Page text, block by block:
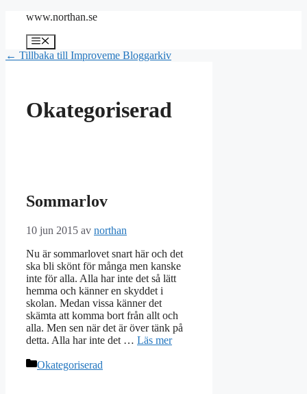
Hoppa
innehåll
www.northan.se
Meny
← Tillbaka till Improveme Bloggarkiv
Okategoriserad
Sommarlov
10 jun 2015 av northan
Nu är sommarlovet snart här och det
ska bli skönt för många men kanske
inte för alla. Alla har inte det så lätt
hemma och känner en skyddet i
skolan. Medan vissa känner det
skämta att komma bort från allt och
alla. Men sen när det är över tänk på
detta. Alla har inte det … Läs mer
Kategorier
Okategoriserad